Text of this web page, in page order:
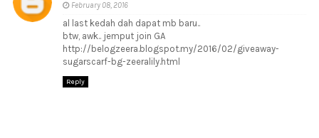
February 08, 2016
al last kedah dah dapat mb baru..
btw, awk.. jemput join GA
http://belogzeera.blogspot.my/2016/02/giveaway-
sugarscarf-bg-zeeralily.html
Reply